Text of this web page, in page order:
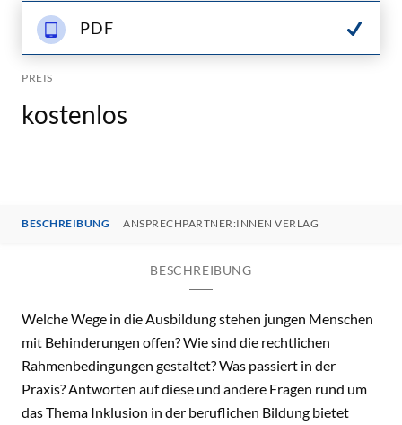
PDF
PREIS
kostenlos
BESCHREIBUNG ANSPRECHPARTNER:INNEN VERLAG
BESCHREIBUNG
Welche Wege in die Ausbildung stehen jungen Menschen
mit Behinderungen offen? Wie sind die rechtlichen
Rahmenbedingungen gestaltet? Was passiert in der
Praxis? Antworten auf diese und andere Fragen rund um
das Thema Inklusion in der beruflichen Bildung bietet